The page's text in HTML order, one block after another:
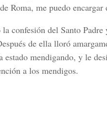
Roma, me puedo encargar
confesión del Santo
de ella lloró
estado mendigando, y le
a los mendigos.